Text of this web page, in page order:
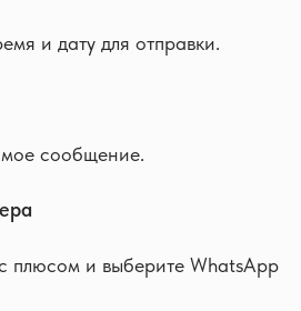
и дату для отправки.
сообщение.
плюсом и выберите WhatsApp